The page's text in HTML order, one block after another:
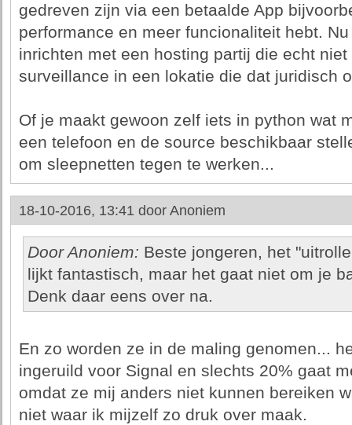
gedreven zijn via een betaalde App
performance en meer funcionaliteit hebt.
inrichten met een hosting partij die echt
surveillance in een lokatie die dat juridisch
Of je maakt gewoon zelf iets in python wat
een telefoon en de source beschikbaar
om sleepnetten tegen te werken...
18-10-2016, 13:41 door Anoniem
Door Anoniem: Beste jongeren, het
lijkt fantastisch, maar het gaat niet om je
Denk daar eens over na.
En zo worden ze in de maling genomen...
ingeruild voor Signal en slechts 20% gaat
omdat ze mij anders niet kunnen bereiken
niet waar ik mijzelf zo druk over maak.